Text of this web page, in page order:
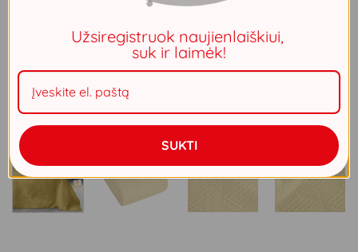
Užsiregistruok naujienlaiškiui,
suk ir laimėk!
SUKTI